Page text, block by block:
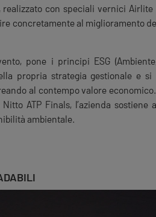
realizzato con speciali vernici
concretamente al miglioramento
pone i principi ESG
propria strategia gestionale e si
al contempo valore
ATP Finals, l’azienda sostiene
ambientale.